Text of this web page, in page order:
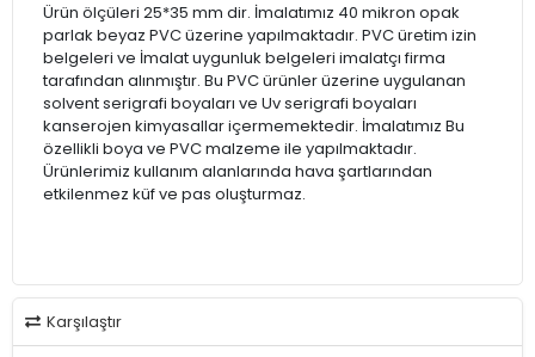
Ürün ölçüleri 25*35 mm dir. İmalatımız 40 mikron opak
parlak beyaz PVC üzerine yapılmaktadır. PVC üretim izin
belgeleri ve İmalat uygunluk belgeleri imalatçı firma
tarafından alınmıştır. Bu PVC ürünler üzerine uygulanan
solvent serigrafi boyaları ve Uv serigrafi boyaları
kanserojen kimyasallar içermemektedir. İmalatımız Bu
özellikli boya ve PVC malzeme ile yapılmaktadır.
Ürünlerimiz kullanım alanlarında hava şartlarından
etkilenmez küf ve pas oluşturmaz.
Karşılaştır